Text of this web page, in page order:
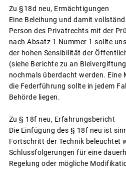
Zu §18d neu, Ermächtigungen
Eine Beleihung und damit
Person des Privatrechts mit der
nach Absatz 1 Nummer 1 sollte
der hohen Sensibilität der
(siehe Berichte zu an
nochmals überdacht werden. Eine
die Federführung sollte in jedem
Behörde liegen.
Zu § 18f neu, Erfahrungsbericht
Die Einfügung des § 18f neu ist
Fortschritt der Technik beleuchtet
Schlussfolgerungen für eine
Regelung oder mögliche